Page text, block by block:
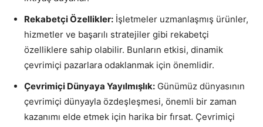
Rekabetçi Özellikler: İşletmeler uzmanlaşmış ürünler,
hizmetler ve başarılı stratejiler gibi rekabetçi
özelliklere sahip olabilir. Bunların etkisi, dinamik
çevrimiçi pazarlara odaklanmak için önemlidir.
Çevrimiçi Dünyaya Yayılmışlık: Günümüz dünyasının
çevrimiçi dünyayla özdeşleşmesi, önemli bir zaman
kazanımı elde etmek için harika bir fırsat. Çevrimiçi